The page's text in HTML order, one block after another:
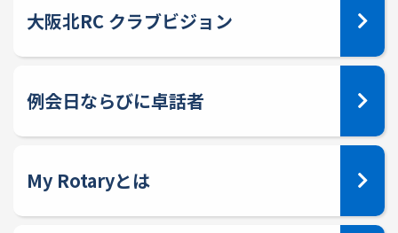
大阪北RC クラブビジョン
例会日ならびに卓話者
My Rotaryとは